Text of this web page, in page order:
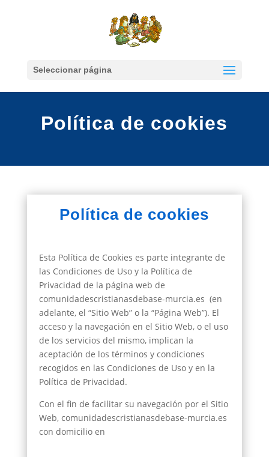
Seleccionar página
Política de cookies
Política de cookies
Esta Política de Cookies es parte integrante de
las Condiciones de Uso y la Política de
Privacidad de la página web de
comunidadescristianasdebase-murcia.es (en
adelante, el “Sitio Web” o la “Página Web”). El
acceso y la navegación en el Sitio Web, o el uso
de los servicios del mismo, implican la
aceptación de los términos y condiciones
recogidos en las Condiciones de Uso y en la
Política de Privacidad.
Con el fin de facilitar su navegación por el Sitio
Web, comunidadescristianasdebase-murcia.es
con domicilio en